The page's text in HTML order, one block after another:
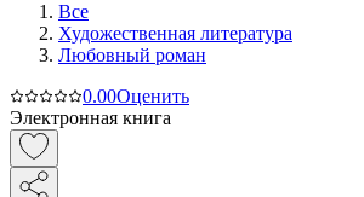
Все
Художественная литература
Любовный роман
0.00Оценить
Электронная книга